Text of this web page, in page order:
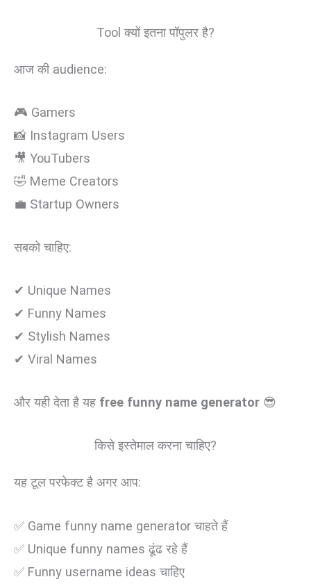
Tool क्यों इतना पॉपुलर है?
आज की audience:
🎮 Gamers
📸 Instagram Users
🎥 YouTubers
🤣 Meme Creators
💼 Startup Owners
सबको चाहिए:
✔ Unique Names
✔ Funny Names
✔ Stylish Names
✔ Viral Names
और यही देता है यह free funny name generator 😎
किसे इस्तेमाल करना चाहिए?
यह टूल परफेक्ट है अगर आप:
✅ Game funny name generator चाहते हैं
✅ Unique funny names ढूंढ रहे हैं
✅ Funny username ideas चाहिए